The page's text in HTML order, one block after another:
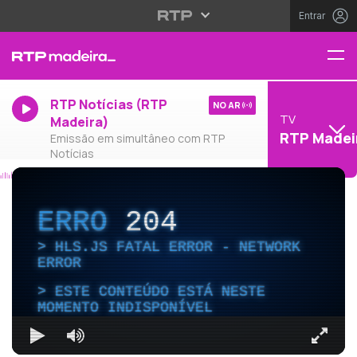
Entrar
RTP Notícias (RTP
Madeira)
Emissão em simultâneo com RTP
Notícias
NO AR
TV
RTP
ERRO204
HLS.JS FATAL ERROR - NETWORK
ERROR
ESTE CONTEÚDO ESTÁ NESTE
MOMENTO INDISPONÍVEL